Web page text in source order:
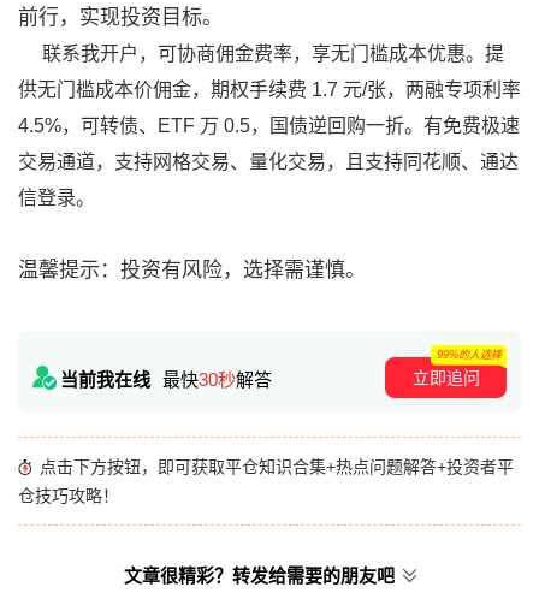
前行，实现投资目标。
联系我开户，可协商佣金费率，享无门槛成本优惠。提
供无门槛成本价佣金，期权手续费 1.7 元/张，两融专项利率
4.5%，可转债、ETF 万 0.5，国债逆回购一折。有免费极速
交易通道，支持网格交易、量化交易，且支持同花顺、通达
信登录。
温馨提示：投资有风险，选择需谨慎。
当前我在线 最快30秒解答 立即追问
99%的人选择
点击下方按钮，即可获取平仓知识合集+热点问题解答+投资者平
仓技巧攻略！
文章很精彩？转发给需要的朋友吧